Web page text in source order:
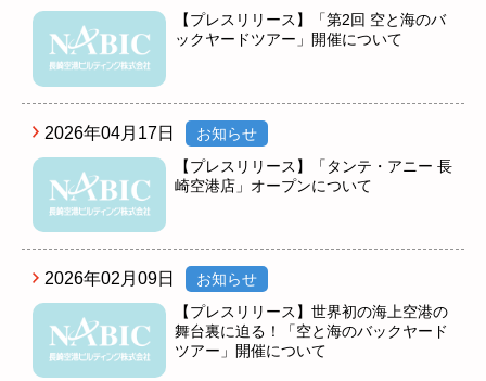
【プレスリリース】「第2回 空と海のバ
ックヤードツアー」開催について
2026年04月17日
お知らせ
【プレスリリース】「タンテ・アニー 長
崎空港店」オープンについて
2026年02月09日
お知らせ
【プレスリリース】世界初の海上空港の
舞台裏に迫る！「空と海のバックヤード
ツアー」開催について